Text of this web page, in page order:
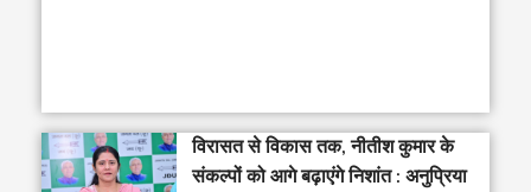
विरासत से विकास तक, नीतीश कुमार के
संकल्पों को आगे बढ़ाएंगे निशांत : अनुप्रिया